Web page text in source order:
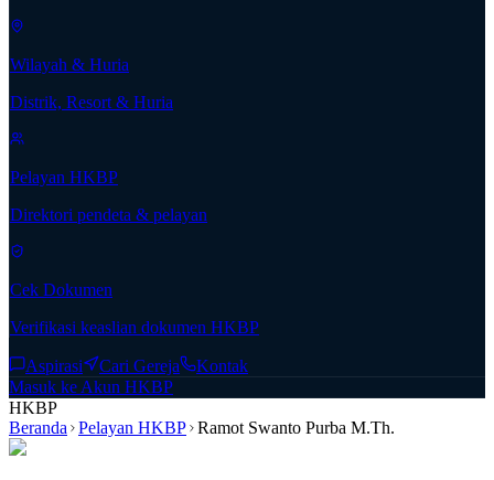
Wilayah & Huria
Distrik, Resort & Huria
Pelayan HKBP
Direktori pendeta & pelayan
Cek Dokumen
Verifikasi keaslian dokumen HKBP
Aspirasi Cari Gereja
Kontak
Masuk ke Akun HKBP
HKBP
Beranda
Pelayan HKBP Ramot Swanto Purba M.Th.